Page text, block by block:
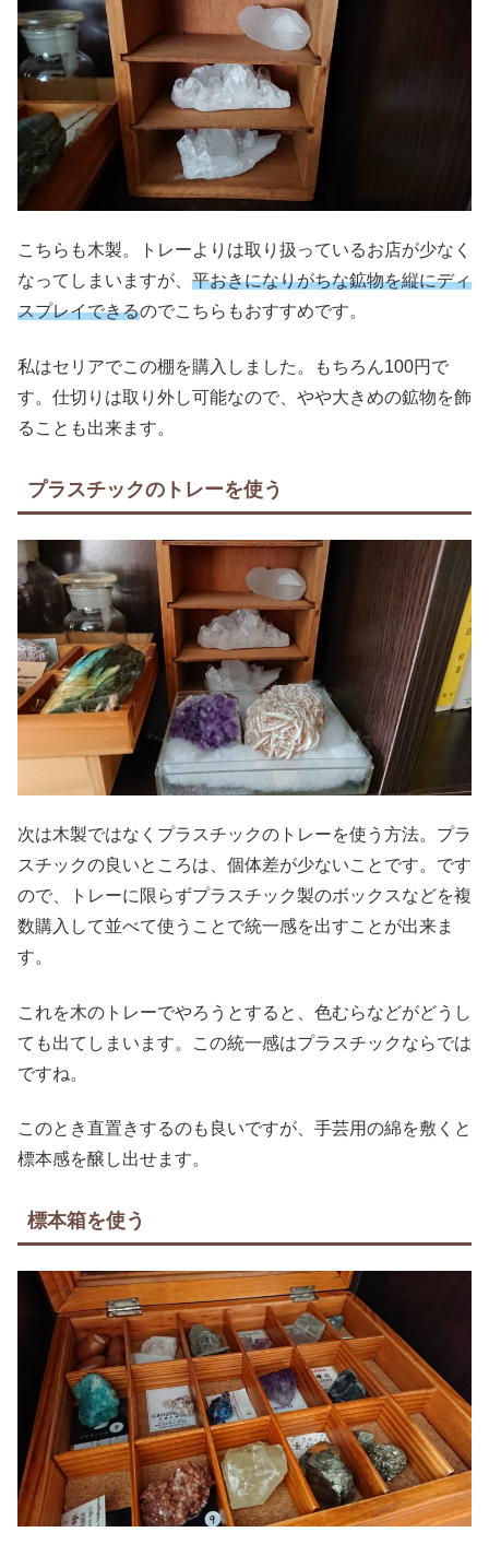
こちらも木製。トレーよりは取り扱っているお店が少なく
なってしまいますが、 平おきになりがちな鉱物を縦にディ
スプレイできるのでこちらもおすすめです。
私はセリアでこの棚を購入しました。もちろん100円で
す。仕切りは取り外し可能なので、やや大きめの鉱物を飾
ることも出来ます。
プラスチックのトレーを使う
次は木製ではなくプラスチックのトレーを使う方法。プラ
スチックの良いところは、個体差が少ないことです。です
ので、トレーに限らずプラスチック製のボックスなどを複
数購入して並べて使うことで統一感を出すことが出来ま
す。
これを木のトレーでやろうとすると、色むらなどがどうし
ても出てしまいます。この統一感はプラスチックならでは
ですね。
このとき直置きするのも良いですが、手芸用の綿を敷くと
標本感を醸し出せます。
標本箱を使う